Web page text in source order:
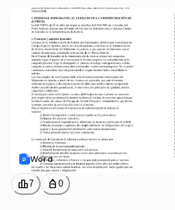
Word
leaderboard7 personal_bag 0